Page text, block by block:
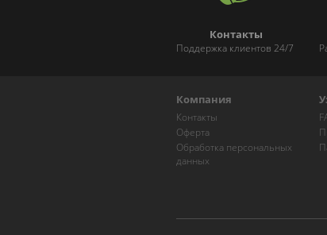
Контакты
Поддержка клиентов 24/7
Компания
Контакты
Оферта
Обработка персональных
данных